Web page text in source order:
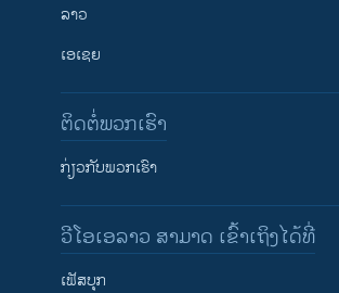
ລາວ
ເອເຊຍ
ຕິດຕໍ່ພວກເຮົາ
ກ່ຽວກັບພວກເຮົາ
ວີໂອເອລາວ ສາມາດ ເຂົ້າເຖິງໄດ້ທີ່
ເຟັສບຸກ